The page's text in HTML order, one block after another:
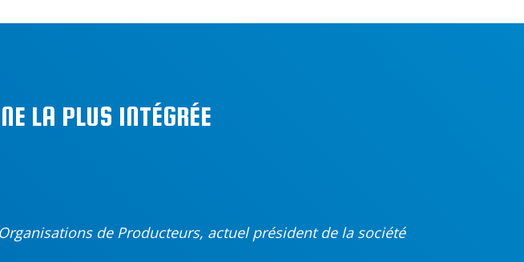
LA PLUS INTÉGRÉE
de Producteurs, actuel président de la société